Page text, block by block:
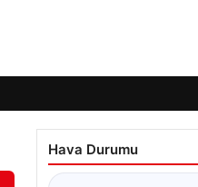
Hava Durumu